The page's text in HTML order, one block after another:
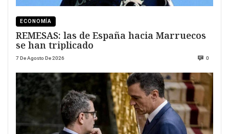
ECONOMÍA
REMESAS: las de España hacia Marruecos
se han triplicado
7 De Agosto De 2026 0